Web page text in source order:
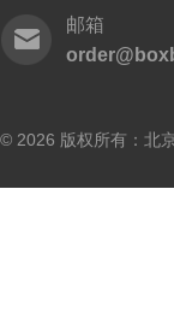
邮箱
© 2026 版权所有：北